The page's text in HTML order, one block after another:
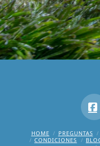
HOME PREGUNTAS
CONDICIONES